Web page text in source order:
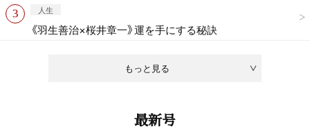
もっと見る
人生
《羽生善治×桜井章一》運を手にする秘訣
最新号